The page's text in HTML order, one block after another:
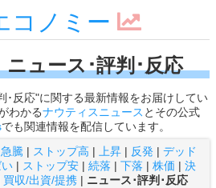
コノミー
ュース･評判･反応
･反応"に関する最新情報をお届けしてい
わかるナウティスニュース とその公式
でも関連情報を配信しています。
急騰 | ストップ高 | 上昇 | 反発 | デッド
| ストップ安 | 続落 | 下落 | 株価 | 決
買収/出資/提携 | ニュース･評判･反応